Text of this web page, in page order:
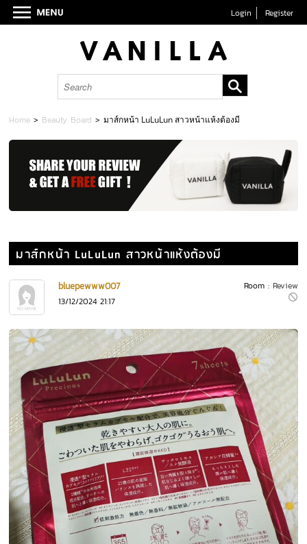
Login Register
Home > Beauty Board >มาส์กหน้า LuLuLun สาวหน้าแห้งต้องมี
มาส์กหน้า LuLuLun สาวหน้าแห้งต้องมี
Room : Review
bluepewww007
13/12/2024 21:17